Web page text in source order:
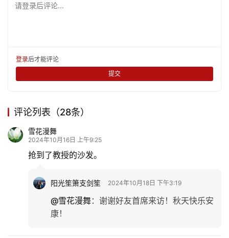
请登录后评论...
登录后才能评论
提交
评论列表（28条）
雪花漫舞
2024年10月16日 上午9:25
抢到了教授的沙发。
阳光笙箫支剑笙 2024年10月18日 下午3:19
@雪花漫舞： 谢谢好友首席来访！秋天快乐安
康！